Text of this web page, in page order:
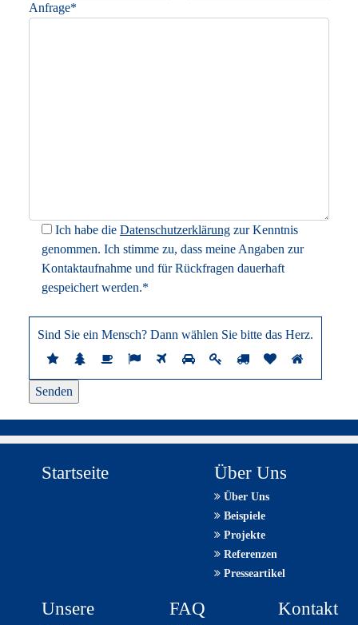
Anfrage*
Ich habe die Datenschutzerklärung zur Kenntnis
genommen. Ich stimme zu, dass meine Angaben zur
Kontaktaufnahme und für Rückfragen dauerhaft
gespeichert werden.*
Sind Sie ein Mensch? Dann wählen Sie bitte das Herz.
Sind
ein
Sie
Startseite Über Uns
Über Uns
Beispiele
Projekte
Referenzen
Presseartikel
Unsere
FAQ Kontakt